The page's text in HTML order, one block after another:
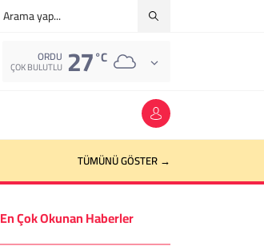
ORDU
ÇOK BULUTLU 27°C
TÜMÜNÜ GÖSTER →
En Çok Okunan Haberler